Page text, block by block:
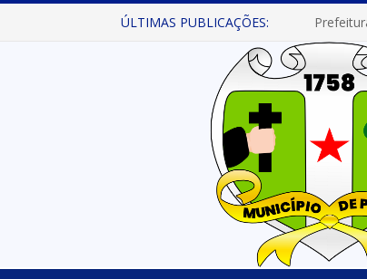
ÚLTIMAS PUBLICAÇÕES: